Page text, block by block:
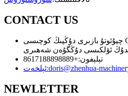
CONTACT US
چيۇئوتۇ بازىرى دۇڭپىڭ كوچىسى Outemei يۇقىرى تېخنىكىلىق
تېلېفون:+8617188898889
ئېلخەت:doris@zhenhua-
NEWLETTER